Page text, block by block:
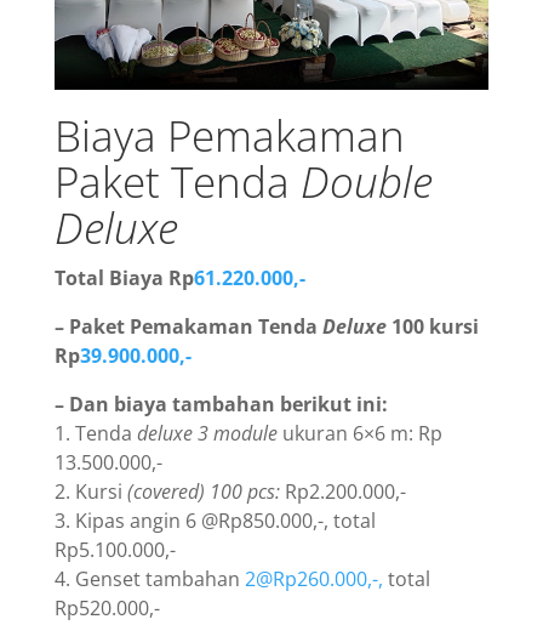
Biaya Pemakaman
Paket Tenda Double
Deluxe
Total Biaya Rp61.220.000,-
– Paket Pemakaman Tenda Deluxe100 kursi
Rp39.900.000,-
– Dan biaya tambahan berikut ini:
1. Tenda deluxe 3 moduleukuran 6×6 m: Rp
13.500.000,-
2. Kursi (covered) 100 pcs:Rp2.200.000,-
3. Kipas angin 6 @Rp850.000,-, total
Rp5.100.000,-
4. Genset tambahan 2@Rp260.000,-, total
Rp520.000,-